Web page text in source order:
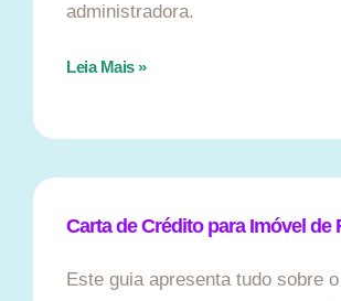
administradora.
Leia Mais »
Carta de Crédito para Imóvel de
Este guia apresenta tudo sobre